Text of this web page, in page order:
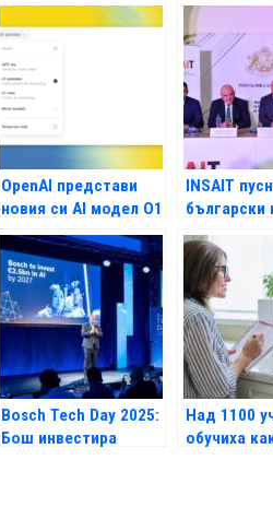
на AI и „компании,
използващи AI
агенти”
изкуствения
интелект
OpenAI представи
новия си AI модел O1
INSAIT
български
интелект на
световно
Bosch Tech Day 2025:
Бош инвестира
Над 1100
обучиха